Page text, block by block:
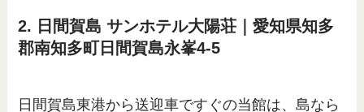
2. 日間賀島 サンホテル大陽荘｜愛知県知多
郡南知多町日間賀島永峯4-5
日間賀島東港から送迎車ですぐの当館は、島なら